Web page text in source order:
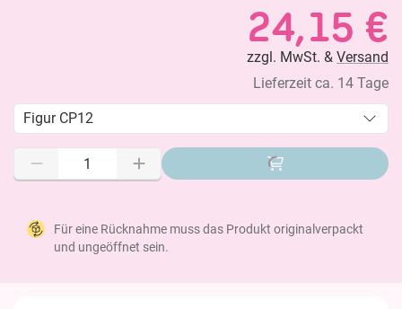
24,15 €
zzgl. MwSt. & Versand
Lieferzeit ca. 14 Tage
Figur CP12
Für eine Rücknahme muss das Produkt originalverpackt
und ungeöffnet sein.